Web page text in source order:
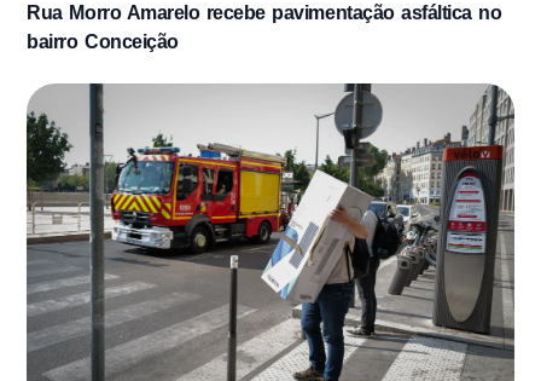
Rua Morro Amarelo recebe pavimentação asfáltica no
bairro Conceição